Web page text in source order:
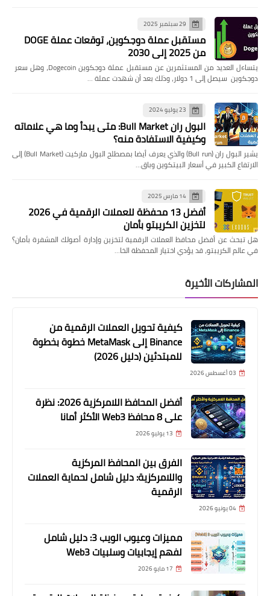
29 سبتمبر 2025
مستقبل عملة دوجكوين، توقعات عملة DOGE
من 2025 إلى 2030
يتساءل العديد من المستثمرين عن مستقبل عملة دوجكوين Dogecoin، وهل سعر
دوجكوين سيصل إلى 1 دولار، وذلك بعد أن شهدت عملة …
23 يوليو 2024
البول ران Bull Market: متى يبدأ وما هي علاماته
وكيفية الاستفادة منه؟
يشير البول ران (Bull run) والذي يعرف أيضا بمصطلح البول ماركيت (Bull Market) إلى
الارتفاع الكبير في أسعار البيتكوين وباق…
14 مارس 2025
أفضل 13 محفظة للعملات الرقمية في 2026
لتخزين الكريبتو بأمان
هل تبحث عن أفضل محافظ العملات الرقمية لتخزين وإدارة أصولك المشفرة بأمان؟
في عالم الكريبتو، قد يؤدي اختيار المحفظة الخا…
المشاركات الأخيرة
كيفية تحويل العملات الرقمية من
Binance إلى MetaMask خطوة بخطوة
للمبتدئين (دليل 2026)
03 أغسطس 2026
أفضل المحافظ اللامركزية 2026: نظرة
على 8 محافظ Web3 الأكثر أمانا
13 يوليو 2026
الفرق بين المحافظ المركزية
واللامركزية: دليل شامل لحماية العملات
الرقمية
04 يونيو 2026
مميزات وعيوب الويب 3: دليل شامل
لفهم إيجابيات وسلبيات Web3
17 مايو 2026